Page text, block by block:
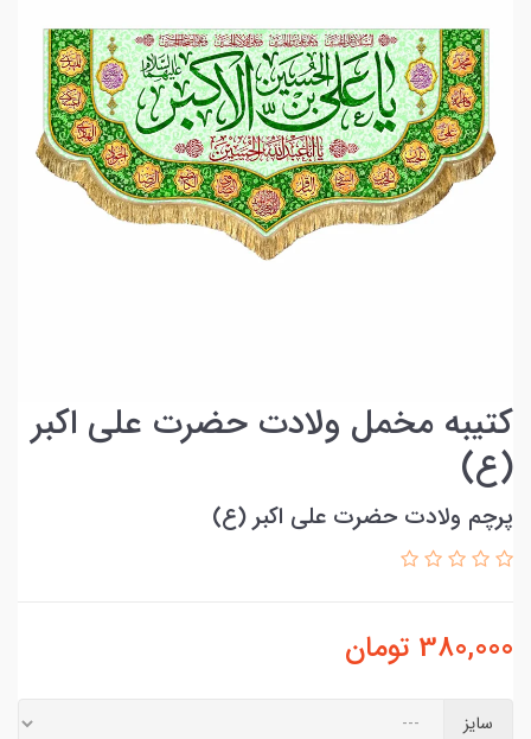
کتیبه مخمل ولادت حضرت علی اکبر
(ع)
پرچم ولادت حضرت علی اکبر (ع)
380,000 تومان
سایز